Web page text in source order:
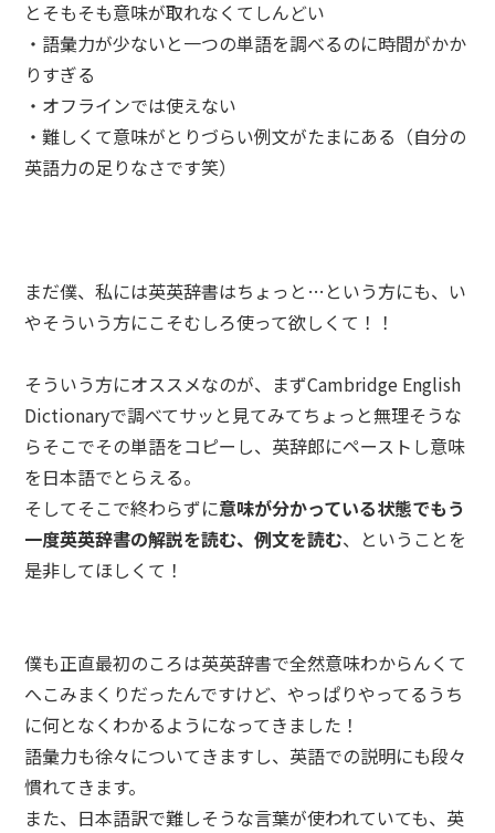
とそもそも意味が取れなくてしんどい
・語彙力が少ないと一つの単語を調べるのに時間がかか
りすぎる
・オフラインでは使えない
・難しくて意味がとりづらい例文がたまにある（自分の
英語力の足りなさです笑）
まだ僕、私には英英辞書はちょっと…という方にも、い
やそういう方にこそむしろ使って欲しくて！！
そういう方にオススメなのが、まずCambridge English
Dictionaryで調べてサッと見てみてちょっと無理そうな
らそこでその単語をコピーし、英辞郎にペーストし意味
を日本語でとらえる。
そしてそこで終わらずに意味が分かっている状態でもう
一度英英辞書の解説を読む、例文を読む、ということを
是非してほしくて！
僕も正直最初のころは英英辞書で全然意味わからんくて
へこみまくりだったんですけど、やっぱりやってるうち
に何となくわかるようになってきました！
語彙力も徐々についてきますし、英語での説明にも段々
慣れてきます。
また、日本語訳で難しそうな言葉が使われていても、英